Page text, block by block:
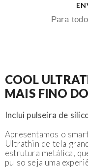
Para
COOL
MAIS FINO
Inclui pulseira de
Apresentamos o
Ultrathin de tela
estrutura metálica,
pulso seja uma